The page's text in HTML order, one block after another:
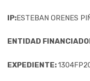
IP:ESTEBAN ORENES
ENTIDAD
EXPEDIENTE: